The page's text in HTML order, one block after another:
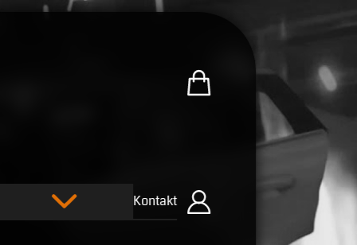
Kontakt
Zum U.R.B-Merchandise-
Einloggen